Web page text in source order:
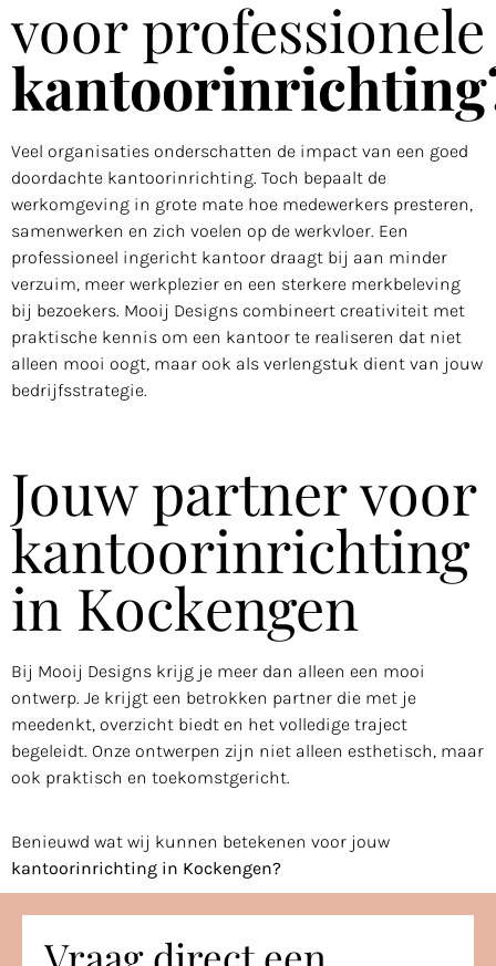
voor professionele
Veel organisaties onderschatten de impact van een goed
doordachte kantoorinrichting. Toch bepaalt de
werkomgeving in grote mate hoe medewerkers presteren,
samenwerken en zich voelen op de werkvloer. Een
professioneel ingericht kantoor draagt bij aan minder
verzuim, meer werkplezier en een sterkere merkbeleving
bij bezoekers. Mooij Designs combineert creativiteit met
praktische kennis om een kantoor te realiseren dat niet
alleen mooi oogt, maar ook als verlengstuk dient van jouw
bedrijfsstrategie.
Jouw partner voor
kantoorinrichting
in Kockengen
Bij Mooij Designs krijg je meer dan alleen een mooi
ontwerp. Je krijgt een betrokken partner die met je
meedenkt, overzicht biedt en het volledige traject
begeleidt. Onze ontwerpen zijn niet alleen esthetisch, maar
ook praktisch en toekomstgericht.
Benieuwd wat wij kunnen betekenen voor jouw
kantoorinrichting in Kockengen?